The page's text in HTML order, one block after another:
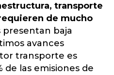
transporte
de mucho
presentan baja
avances
transporte es
de las emisiones de